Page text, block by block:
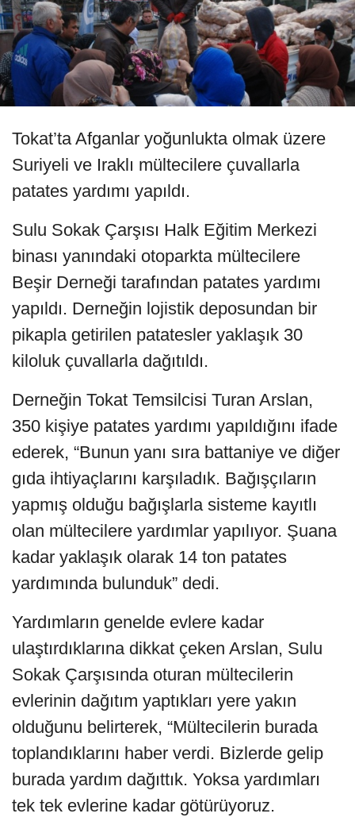
Tokat’ta Afganlar yoğunlukta olmak üzere
Suriyeli ve Iraklı mültecilere çuvallarla
patates yardımı yapıldı.
Sulu Sokak Çarşısı Halk Eğitim Merkezi
binası yanındaki otoparkta mültecilere
Beşir Derneği tarafından patates yardımı
yapıldı. Derneğin lojistik deposundan bir
pikapla getirilen patatesler yaklaşık 30
kiloluk çuvallarla dağıtıldı.
Derneğin Tokat Temsilcisi Turan Arslan,
350 kişiye patates yardımı yapıldığını ifade
ederek, “Bunun yanı sıra battaniye ve diğer
gıda ihtiyaçlarını karşıladık. Bağışçıların
yapmış olduğu bağışlarla sisteme kayıtlı
olan mültecilere yardımlar yapılıyor. Şuana
kadar yaklaşık olarak 14 ton patates
yardımında bulunduk” dedi.
Yardımların genelde evlere kadar
ulaştırdıklarına dikkat çeken Arslan, Sulu
Sokak Çarşısında oturan mültecilerin
evlerinin dağıtım yaptıkları yere yakın
olduğunu belirterek, “Mültecilerin burada
toplandıklarını haber verdi. Bizlerde gelip
burada yardım dağıttık. Yoksa yardımları
tek tek evlerine kadar götürüyoruz.